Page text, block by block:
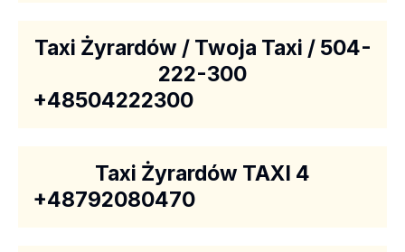
Taxi Żyrardów / Twoja Taxi / 504-
222-300
+48504222300
Taxi Żyrardów TAXI 4
+48792080470